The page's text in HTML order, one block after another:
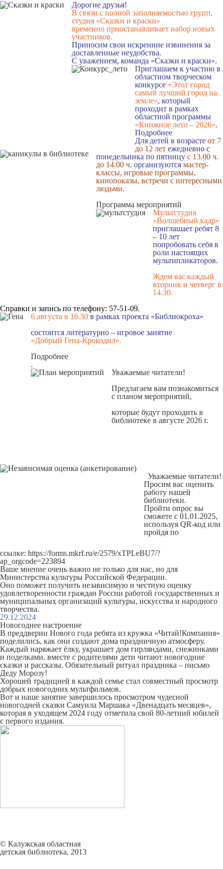
Дорогие друзья!
В связи с полной заполняемостью групп,
студия «Сказки и краски»
временно приостанавливает набор новых
участников.
Приносим свои искренние извинения за
доставленные неудобства.
С уважением, команда «Сказки и краски».
Приглашаем к участию в
областном творческом
конкурсе «Этот город
самый лучший город на
земле», который
проходит в рамках
областной программы
«Книжное лето – 2026».
Подробнее
Для детей в возрасте от 7
до 12 лет ежедневно с
понедельника по пятницу с 13.00 ч.
до 14.00 ч. организуются мастер-
классы, игровые программы,
кинопоказы, встречи с интересными
людьми.
Программа мероприятий
Мультстудия
«Волшебный кадр»
приглашает ребят 8
– 10 лет
попробовать себя в
роли настоящих
мультипликаторов.
Ждем вас каждый
вторник и четверг в
14.30.
Справки и запись по телефону: 57-51-09.
6 августа в 16.30 в рамках проекта «Библиокроха»
состоится литературно – игровое занятие
«Добрый Гена-Крокодил».
Подробнее
.
Уважаемые читатели!
Предлагаем вам познакомиться
с планом мероприятий,
которые будут проходить в
библиотеке в августе 2026 г.
Уважаемые читатели!
Просим вас оценить
работу нашей
библиотеки.
Пройти опрос вы
сможете с 01.01.2025,
используя QR-код или
пройдя по
ссылке: https://forms.mkrf.ru/e/2579/xTPLeBU7/?
ap_orgcode=223894
Ваше мнение очень важно не только для нас, но для
Министерства культуры Российской Федерации.
Оно поможет получить независимую и честную оценку
удовлетворенности граждан России работой государственных и
муниципальных организаций культуры, искусства и народного
творчества.
29.12.2024
Новогоднее настроение
В преддверии Нового года ребята из кружка «Читай!Компания»
поделились, как они создают дома праздничную атмосферу.
Каждый наряжает ёлку, украшает дом гирляндами, снежинками
и поделками. вместе с родителями дети читают новогодние
сказки и рассказы. Обязательный ритуал праздника – письмо
Деду Морозу!
Хорошей традицией в каждой семье стал совместный просмотр
добрых новогодних мультфильмов.
Вот и наше занятие завершилось просмотром чудесной
новогодней сказки Самуила Маршака «Двенадцать месяцев»,
которая в уходящем 2024 году отметила свой 80-летний юбилей
с первого издания.
© Калужская областная
детская библиотека, 2013